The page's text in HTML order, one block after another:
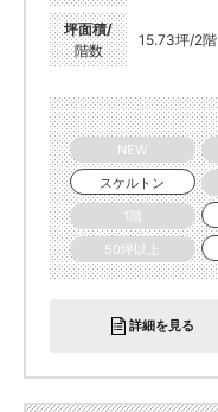
坪面積/
階数
15.73坪/2階
NEW
スケルトン
1階
50坪以上
詳細を見る